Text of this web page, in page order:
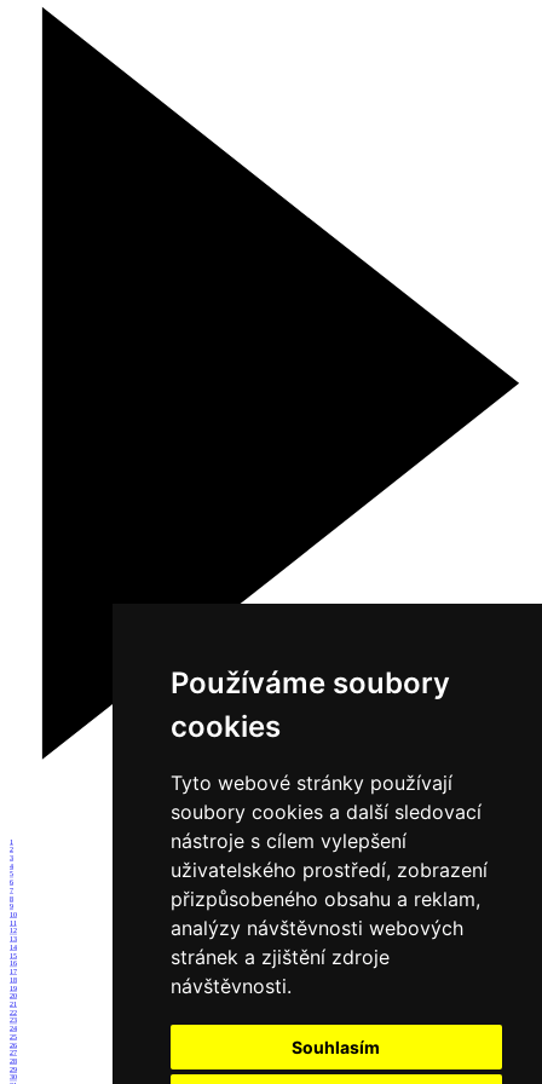
Používáme soubory
cookies
Tyto webové stránky používají
soubory cookies a další sledovací
nástroje s cílem vylepšení
uživatelského prostředí, zobrazení
přizpůsobeného obsahu a reklam,
analýzy návštěvnosti webových
stránek a zjištění zdroje
návštěvnosti.
Souhlasím
1
2
3
4
5
6
7
8
9
10
11
12
13
14
15
16
17
18
19
20
21
22
23
24
25
26
27
28
29
30